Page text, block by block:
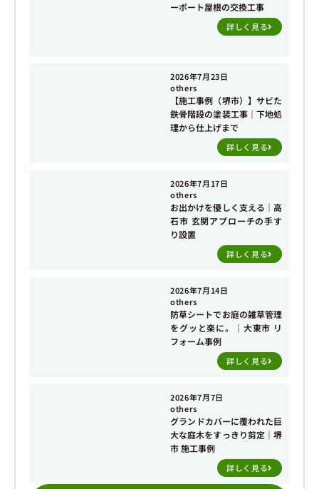
ーポート屋根の交換工事
詳しく見る
2026年7月23日
others
【施工事例（堺市）】サビた
鉄骨階段の塗装工事｜下地処
理から仕上げまで
詳しく見る
2026年7月17日
others
お出かけを優しく支える｜高
石市 玄関アプローチの手す
り設置
詳しく見る
2026年7月14日
others
防草シートでお庭の雑草管理
をグッと楽に。｜大東市 リ
フォーム事例
詳しく見る
2026年7月7日
others
グランドカバーに覆われた巨
大な庭木をすっきり剪定｜堺
市 施工事例
詳しく見る